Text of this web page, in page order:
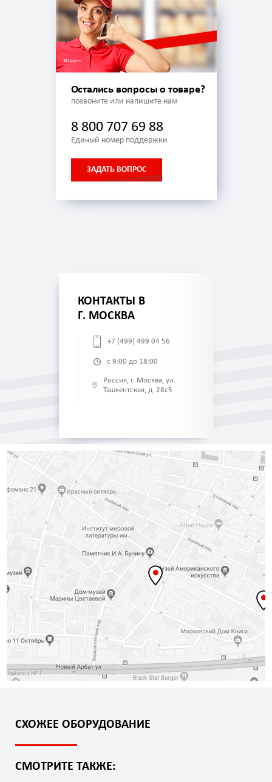
Остались вопросы о товаре?
позвоните или напишите нам
8 800 707 69 88
Единый номер поддержки
ЗАДАТЬ ВОПРОС
КОНТАКТЫ В
Г. МОСКВА
+7 (499) 499 04 56
с 9:00 до 18:00
Россия, г. Москва, ул.
Ташкентская, д. 28с5
СХОЖЕЕ ОБОРУДОВАНИЕ
СМОТРИТЕ ТАКЖЕ: